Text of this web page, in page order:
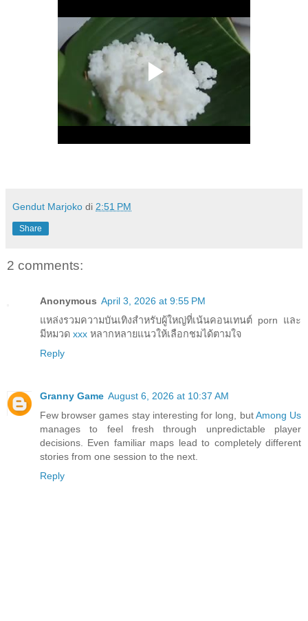
Gendut Marjoko di 2:51 PM
Share
2 comments:
Anonymous April 3, 2026 at 9:55 PM
แหล่งรวมความบันเทิงสำหรับผู้ใหญ่ที่เน้นคอนเทนต์ porn และ
มีหมวด xxx หลากหลายแนวให้เลือกชมได้ตามใจ
Reply
Granny Game August 6, 2026 at 10:37 AM
Few browser games stay interesting for long, butAmong Us
manages to feel fresh through unpredictable player
decisions. Even familiar maps lead to completely different
stories from one session to the next.
Reply